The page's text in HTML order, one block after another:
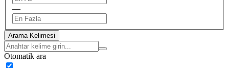
—
Arama Kelimesi
Otomatik ara